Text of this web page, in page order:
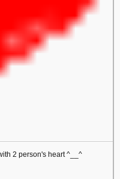
2 person's heart ^__^